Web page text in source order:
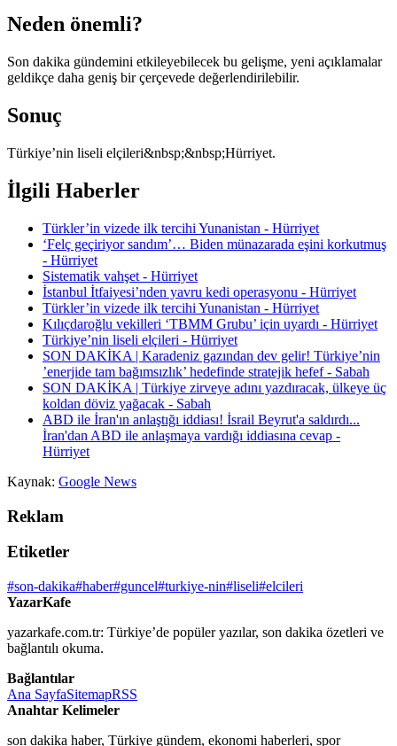
Neden önemli?
Son dakika gündemini etkileyebilecek bu gelişme, yeni açıklamalar
geldikçe daha geniş bir çerçevede değerlendirilebilir.
Sonuç
Türkiye’nin liseli elçileri&nbsp;&nbsp;Hürriyet.
İlgili Haberler
Türkler’in vizede ilk tercihi Yunanistan - Hürriyet
‘Felç geçiriyor sandım’… Biden münazarada eşini korkutmuş
- Hürriyet
Sistematik vahşet - Hürriyet
İstanbul İtfaiyesi’nden yavru kedi operasyonu - Hürriyet
Türkler’in vizede ilk tercihi Yunanistan - Hürriyet
Kılıçdaroğlu vekilleri ‘TBMM Grubu’ için uyardı - Hürriyet
Türkiye’nin liseli elçileri - Hürriyet
SON DAKİKA | Karadeniz gazından dev gelir! Türkiye’nin
’enerjide tam bağımsızlık’ hedefinde stratejik hefef - Sabah
SON DAKİKA | Türkiye zirveye adını yazdıracak, ülkeye üç
koldan döviz yağacak - Sabah
ABD ile İran'ın anlaştığı iddiası! İsrail Beyrut'a saldırdı...
İran'dan ABD ile anlaşmaya vardığı iddiasına cevap -
Hürriyet
Kaynak: Google News
Reklam
Etiketler
#son-dakika#haber#guncel#turkiye-nin#liseli#elcileri
YazarKafe
yazarkafe.com.tr: Türkiye’de popüler yazılar, son dakika özetleri ve
bağlantılı okuma.
Bağlantılar
Ana SayfaSitemapRSS
Anahtar Kelimeler
son dakika haber, Türkiye gündem, ekonomi haberleri, spor